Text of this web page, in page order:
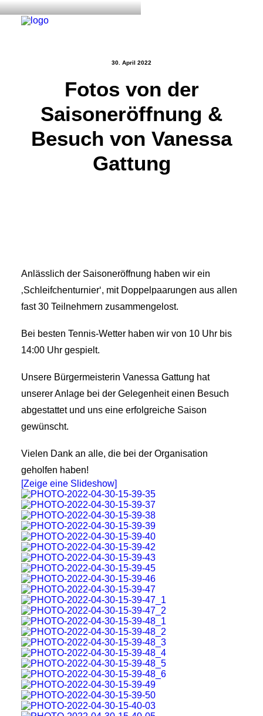
Aktuelles
Tennisanlage & Clubheim
30. April 2022
Fotos von der
Saisoneröffnung &
Besuch von Vanessa
Gattung
Anlässlich der Saisoneröffnung haben wir ein
‚Schleifchenturnier‘, mit Doppelpaarungen aus allen
fast 30 Teilnehmern zusammengelost.
Bei besten Tennis-Wetter haben wir von 10 Uhr bis
14:00 Uhr gespielt.
Unsere Bürgermeisterin Vanessa Gattung hat
unserer Anlage bei der Gelegenheit einen Besuch
abgestattet und uns eine erfolgreiche Saison
gewünscht.
Vielen Dank an alle, die bei der Organisation
geholfen haben!
[Zeige eine Slideshow]